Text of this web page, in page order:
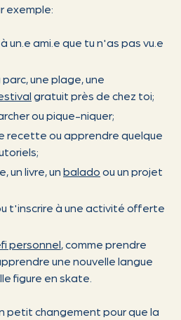
exemple:
un.e ami.e que tu n'as pas vu.e
une plage, une
gratuit près de chez toi;
ou pique-niquer;
recette ou apprendre quelque
un livre, un balado ou un projet
t'inscrire à une activité offerte
personnel, comme prendre
une nouvelle langue
figure en skate.
petit changement pour que la